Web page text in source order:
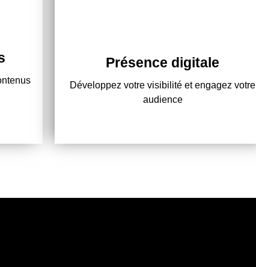
Présence digitale
Développez votre visibilité et engagez votre
audience
Avoir une présence en ligne ne suffit pas :
j'optimise votre visibilité et votre engagement
avec une stratégie digitale efficace.